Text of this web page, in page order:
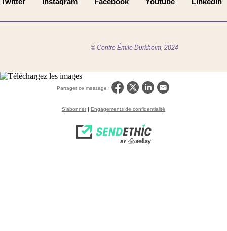
© Centre Émile Durkheim, 2024
Partager ce message :
S'abonner | Engagements de confidentialité